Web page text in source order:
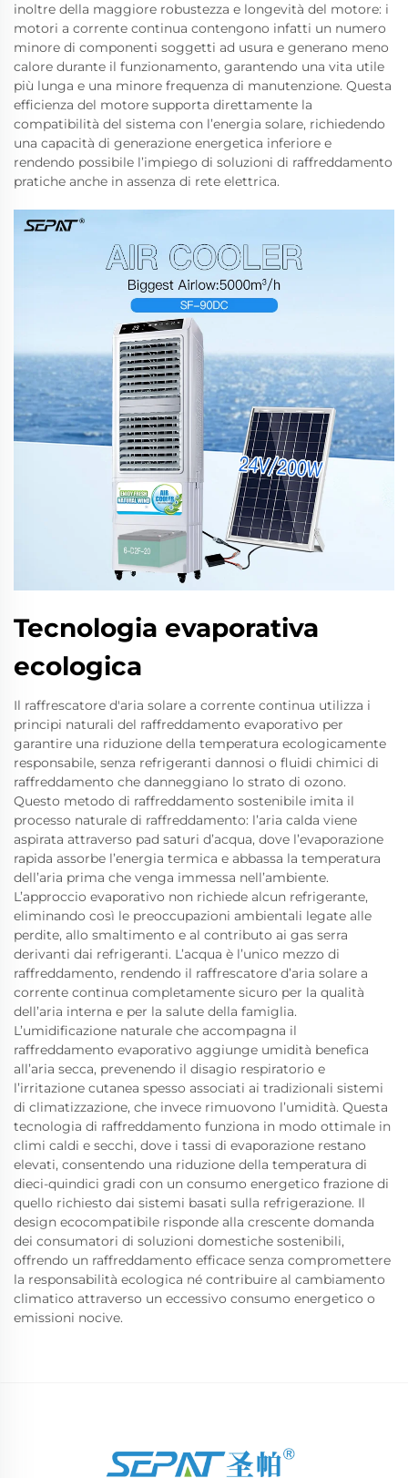
inoltre della maggiore robustezza e longevità del motore: i
motori a corrente continua contengono infatti un numero
minore di componenti soggetti ad usura e generano meno
calore durante il funzionamento, garantendo una vita utile
più lunga e una minore frequenza di manutenzione. Questa
efficienza del motore supporta direttamente la
compatibilità del sistema con l’energia solare, richiedendo
una capacità di generazione energetica inferiore e
rendendo possibile l’impiego di soluzioni di raffreddamento
pratiche anche in assenza di rete elettrica.
Tecnologia evaporativa
ecologica
Il raffrescatore d'aria solare a corrente continua utilizza i
principi naturali del raffreddamento evaporativo per
garantire una riduzione della temperatura ecologicamente
responsabile, senza refrigeranti dannosi o fluidi chimici di
raffreddamento che danneggiano lo strato di ozono.
Questo metodo di raffreddamento sostenibile imita il
processo naturale di raffreddamento: l’aria calda viene
aspirata attraverso pad saturi d’acqua, dove l’evaporazione
rapida assorbe l’energia termica e abbassa la temperatura
dell’aria prima che venga immessa nell’ambiente.
L’approccio evaporativo non richiede alcun refrigerante,
eliminando così le preoccupazioni ambientali legate alle
perdite, allo smaltimento e al contributo ai gas serra
derivanti dai refrigeranti. L’acqua è l’unico mezzo di
raffreddamento, rendendo il raffrescatore d’aria solare a
corrente continua completamente sicuro per la qualità
dell’aria interna e per la salute della famiglia.
L’umidificazione naturale che accompagna il
raffreddamento evaporativo aggiunge umidità benefica
all’aria secca, prevenendo il disagio respiratorio e
l’irritazione cutanea spesso associati ai tradizionali sistemi
di climatizzazione, che invece rimuovono l’umidità. Questa
tecnologia di raffreddamento funziona in modo ottimale in
climi caldi e secchi, dove i tassi di evaporazione restano
elevati, consentendo una riduzione della temperatura di
dieci-quindici gradi con un consumo energetico frazione di
quello richiesto dai sistemi basati sulla refrigerazione. Il
design ecocompatibile risponde alla crescente domanda
dei consumatori di soluzioni domestiche sostenibili,
offrendo un raffreddamento efficace senza compromettere
la responsabilità ecologica né contribuire al cambiamento
climatico attraverso un eccessivo consumo energetico o
emissioni nocive.